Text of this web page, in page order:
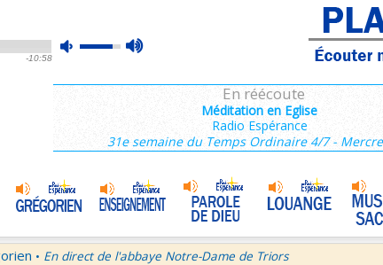
mute
max
-10:58
En réécoute
Méditation en Eglise
Radio Espérance
31e semaine du Temps Ordinaire 4/7 -
à la Mère de Dieu • Prière mariale de tradition byzantine
de la Famille Missionnaire de Notre-Dame • La joie dans 3
Lettres aux Ephésiens et Philemon
de Dieu • La volonté de Dieu et moi et moi et moi ! 1/2
Message pour Journée Mondiale des Communications Sociales
Pierre Le Bourgeois - Saint Pierre Chanel Prières
• En direct de l'abbaye Notre-Dame de Triors